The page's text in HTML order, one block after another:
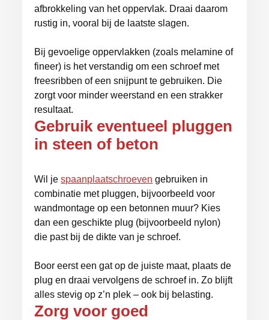
afbrokkeling van het oppervlak. Draai daarom
rustig in, vooral bij de laatste slagen.
Bij gevoelige oppervlakken (zoals melamine of
fineer) is het verstandig om een schroef met
freesribben of een snijpunt te gebruiken. Die
zorgt voor minder weerstand en een strakker
resultaat.
Gebruik eventueel pluggen
in steen of beton
Wil jespaanplaatschroeven gebruiken in
combinatie met pluggen, bijvoorbeeld voor
wandmontage op een betonnen muur? Kies
dan een geschikte plug (bijvoorbeeld nylon)
die past bij de dikte van je schroef.
Boor eerst een gat op de juiste maat, plaats de
plug en draai vervolgens de schroef in. Zo blijft
alles stevig op z’n plek – ook bij belasting.
Zorg voor goed